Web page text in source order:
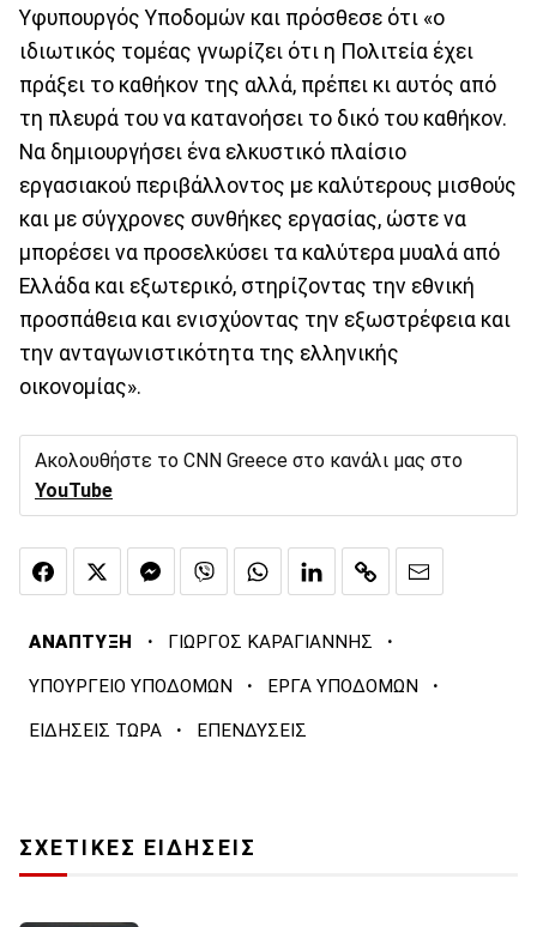
Υφυπουργός Υποδομών και πρόσθεσε ότι «ο
ιδιωτικός τομέας γνωρίζει ότι η Πολιτεία έχει
πράξει το καθήκον της αλλά, πρέπει κι αυτός από
τη πλευρά του να κατανοήσει το δικό του καθήκον.
Να δημιουργήσει ένα ελκυστικό πλαίσιο
εργασιακού περιβάλλοντος με καλύτερους μισθούς
και με σύγχρονες συνθήκες εργασίας, ώστε να
μπορέσει να προσελκύσει τα καλύτερα μυαλά από
Ελλάδα και εξωτερικό, στηρίζοντας την εθνική
προσπάθεια και ενισχύοντας την εξωστρέφεια και
την ανταγωνιστικότητα της ελληνικής
οικονομίας».
Ακολουθήστε το CNN Greece στο κανάλι μας στο
YouTube
ΑΝΑΠΤΥΞΗ · ΓΙΩΡΓΟΣ ΚΑΡΑΓΙΑΝΝΗΣ ·
ΥΠΟΥΡΓΕΙΟ ΥΠΟΔΟΜΩΝ · ΕΡΓΑ ΥΠΟΔΟΜΩΝ ·
ΕΙΔΗΣΕΙΣ ΤΩΡΑ · ΕΠΕΝΔΥΣΕΙΣ
ΣΧΕΤΙΚΕΣ ΕΙΔΗΣΕΙΣ